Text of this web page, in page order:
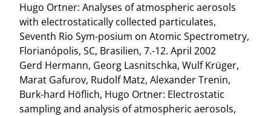
Hugo Ortner: Analyses of atmospheric aerosols
with electrostatically collected particulates,
Seventh Rio Sym-posium on Atomic Spectrometry,
Florianópolis, SC, Brasilien, 7.-12. April 2002
Gerd Hermann, Georg Lasnitschka, Wulf Krüger,
Marat Gafurov, Rudolf Matz, Alexander Trenin,
Burk-hard Höflich, Hugo Ortner: Electrostatic
sampling and analysis of atmospheric aerosols,